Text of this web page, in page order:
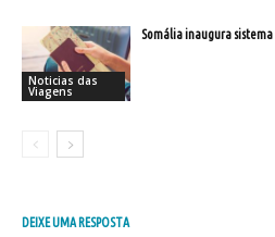
Noticias das
Viagens
Somália inaugura sistema
DEIXE UMA RESPOSTA